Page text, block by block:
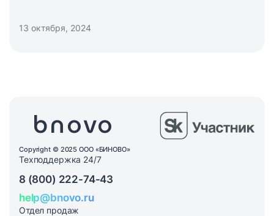
13 октября, 2024
Copyright © 2025 ООО «БИНОВО»
Техподдержка 24/7
8 (800) 222-74-43
help@bnovo.ru
Отдел продаж